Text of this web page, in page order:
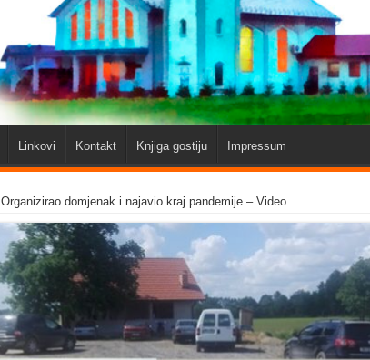
Linkovi Kontakt Knjiga gostiju Impressum
Organizirao domjenak i najavio kraj pandemije – Video